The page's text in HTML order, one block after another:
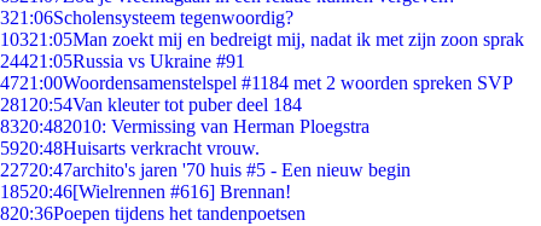
321:06Scholensysteem tegenwoordig?
10321:05Man zoekt mij en bedreigt mij, nadat ik met zijn zoon sprak
24421:05Russia vs Ukraine #91
4721:00Woordensamenstelspel #1184 met 2 woorden spreken SVP
281 20:54Van kleuter tot puber deel 184
8320:482010: Vermissing van Herman Ploegstra
5920:48Huisarts verkracht vrouw.
22720:47archito's jaren '70 huis #5 - Een nieuw begin
18520:46[Wielrennen #616] Brennan!
820:36Poepen tijdens het tandenpoetsen